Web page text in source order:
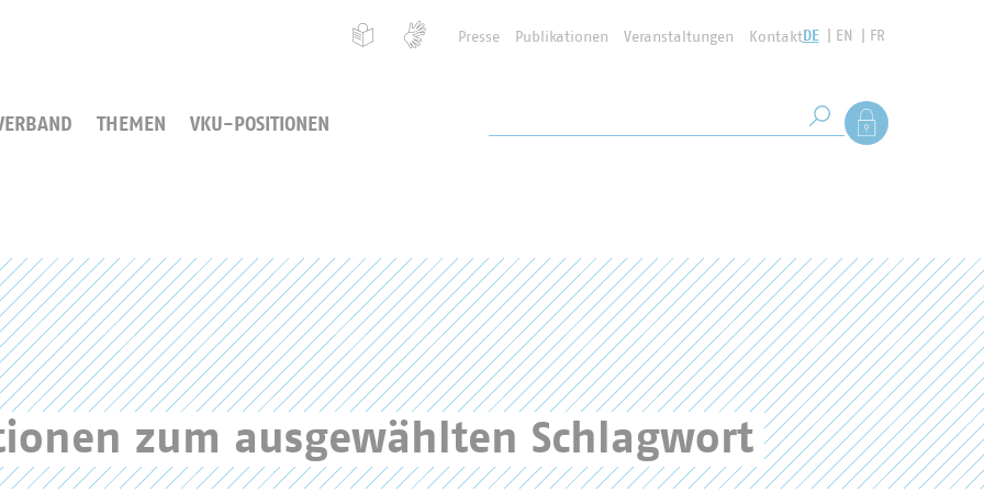
Presse Publikationen Veranstaltungen KontaktDE EN FR
THEMEN VKU-POSITIONEN Suche starten
Als Mitglied
zum ausgewählten Schlagwort